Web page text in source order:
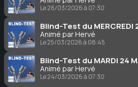
Le 26/03/2026 à 07:30
Blind-Test du MERCREDI
Animé par Hervé
Le 25/03/2026 à 08:45
Blind-Test du MARDI 24
Animé par Hervé
Le 24/03/2026 à 07:30